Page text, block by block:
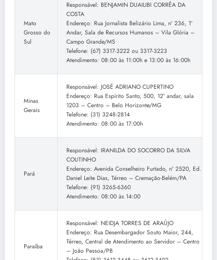
Mato
Grosso do
Sul
Responsável: BENJAMIN DUAILIBI CORRÊA DA
COSTA
Endereço: Rua Jornalista Belizário Lima, nº 236, 1º
Andar, Sala de Recursos Humanos – Vila Glória –
Campo Grande/MS
Telefone: (67) 3317-3222 ou 3317-3223
Atendimento: 08:00 às 11:00h e 13:00 às 16:00h
Minas
Gerais
Responsável: JOSÉ ADRIANO CUPERTINO
Endereço: Rua Espírito Santo, 500, 12º andar, sala
1203 – Centro – Belo Horizonte/MG
Telefone: (31) 3248-2814
Atendimento: 08:00 às 17:00h
Pará
Responsável: IRANILDA DO SOCORRO DA SILVA
COUTINHO
Endereço: Avenida Conselheiro Furtado, nº 2520, Ed.
Daniel Leite Dias, Térreo – Cremação-Belém/PA
Telefone: (91) 3265-6360
Atendimento: 08:00 às 14:00
Paraíba
Responsável: NEIDJA TORRES DE ARAÚJO
Endereço: Rua Desembargador Souto Maior, 244,
Térreo, Central de Atendimento ao Servidor – Centro
– João Pessoa/PB